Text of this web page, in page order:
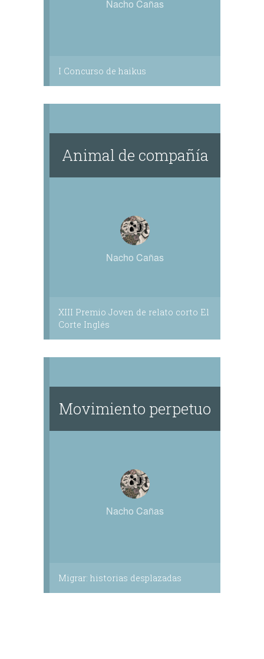
Nacho Cañas
I Concurso de haikus
Animal de compañía
Nacho Cañas
XIII Premio Joven de relato corto El
Corte Inglés
Movimiento perpetuo
Nacho Cañas
Migrar: historias desplazadas